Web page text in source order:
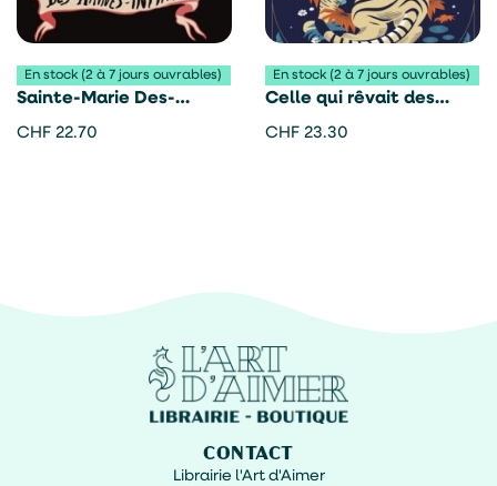
En stock (2 à 7 jours ouvrables)
Sainte-Marie Des-
Haines-Infinies – Louise
CHF 22.70
En stock (2 à 7 jours ouvrables)
Celle qui rêvait des
tigres – Elodie Chan
CHF 23.30
CONTACT
Librairie l'Art d'Aimer